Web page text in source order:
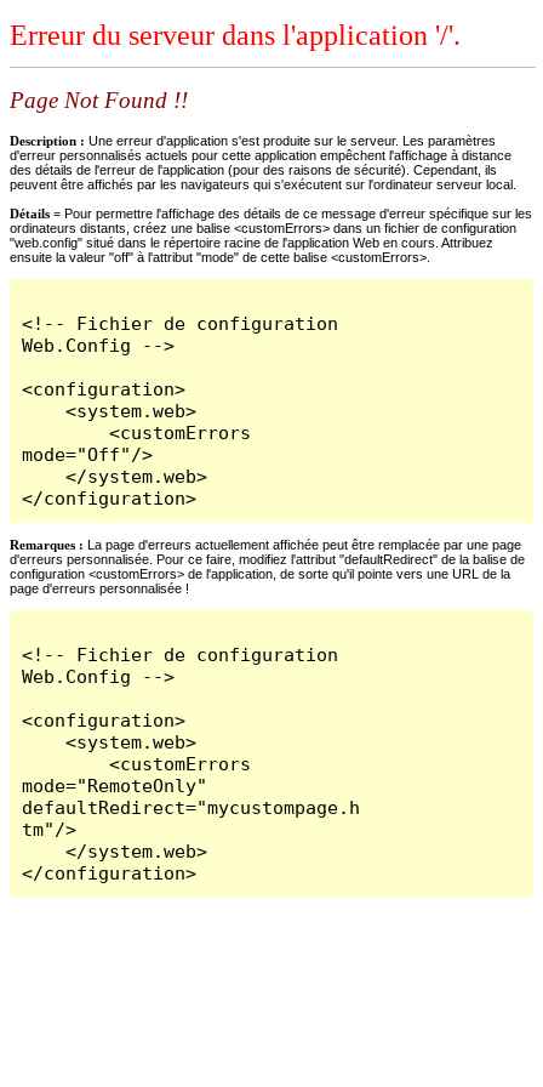
Erreur du serveur dans l'application '/'.
Page Not Found !!
Description : Une erreur d'application s'est produite sur le serveur. Les paramètres
d'erreur personnalisés actuels pour cette application empêchent l'affichage à distance
des détails de l'erreur de l'application (pour des raisons de sécurité). Cependant, ils
peuvent être affichés par les navigateurs qui s'exécutent sur l'ordinateur serveur local.
Détails = Pour permettre l'affichage des détails de ce message d'erreur spécifique sur les
ordinateurs distants, créez une balise <customErrors> dans un fichier de configuration
"web.config" situé dans le répertoire racine de l'application Web en cours. Attribuez
ensuite la valeur "off" à l'attribut "mode" de cette balise <customErrors>.
<!-- Fichier de configuration
Web.Config -->
<configuration>
    <system.web>
        <customErrors
mode="Off"/>
    </system.web>
</configuration>
Remarques : La page d'erreurs actuellement affichée peut être remplacée par une page
d'erreurs personnalisée. Pour ce faire, modifiez l'attribut "defaultRedirect" de la balise de
configuration <customErrors> de l'application, de sorte qu'il pointe vers une URL de la
page d'erreurs personnalisée !
<!-- Fichier de configuration
Web.Config -->
<configuration>
    <system.web>
        <customErrors
mode="RemoteOnly"
defaultRedirect="mycustompage.h
tm"/>
    </system.web>
</configuration>